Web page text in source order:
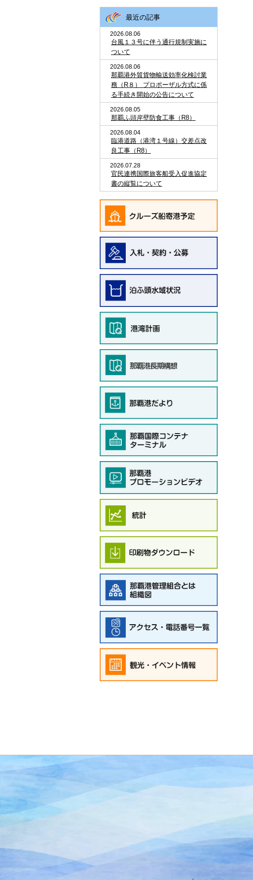
最近の記事
2026.08.06
台風１３号に伴う通行規制実施に
ついて
2026.08.06
那覇港外貿貨物輸送効率化検討業
務（R８） プロポーザル方式に係
る手続き開始の公告について
2026.08.05
那覇ふ頭岸壁防食工事（R8）
2026.08.04
臨港道路（港湾１号線）交差点改
良工事（R8）
2026.07.28
官民連携国際旅客船受入促進協定
書の縦覧について